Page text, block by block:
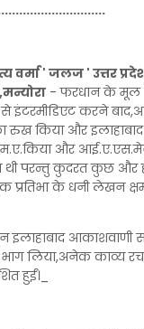
वर्मा ' जलज ' उत्तर
- फरधान के मूल
इंटरमीडिएट करने
रुख किया और इलाहाबाद
एम.ए.किया और
परन्तु कुदरत कुछ और
प्रतिभा के धनी लेखन
इलाहाबाद
भाग लिया,अनेक काव्य
हुईं।_